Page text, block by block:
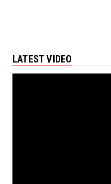
LATEST VIDEO